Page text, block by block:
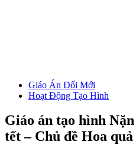
Giáo Án Đổi Mới
Hoạt Động Tạo Hình
Giáo án tạo hình
tết – Chủ đề Hoa quả